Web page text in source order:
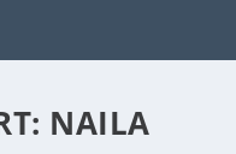
NAILA